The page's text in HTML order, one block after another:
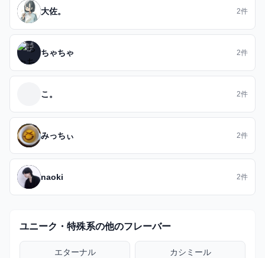
大佐。 2件
ちゃちゃ 2件
こ。 2件
みっちぃ 2件
naoki 2件
ユニーク・特殊系の他のフレーバー
エターナル カシミール